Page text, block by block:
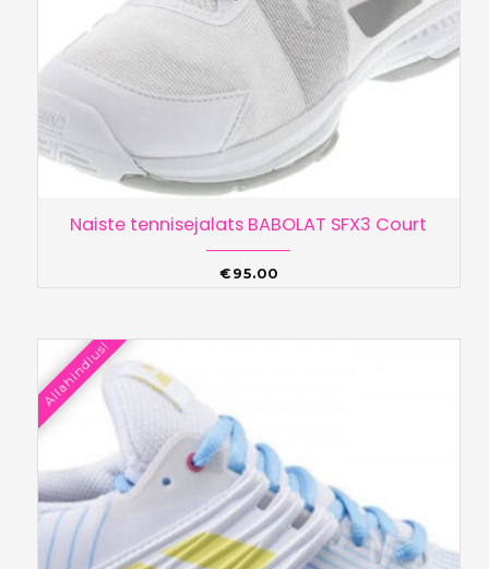
Naiste tennisejalats BABOLAT SFX3 Court
€ 95.00
Allahindlus!